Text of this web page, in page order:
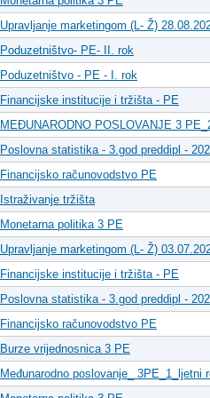
Upravljanje marketingom (L- Ž)
Poduzetništvo- PE- II. rok
Poduzetništvo - PE - I. rok
Financijske institucije i tržišta - PE
MEĐUNARODNO POSLOVANJE 3
Poslovna statistika - 3.god preddipl -
Financijsko računovodstvo PE
Istraživanje tržišta
Monetarna politika 3 PE
Upravljanje marketingom (L- Ž)
Financijske institucije i tržišta - PE
Poslovna statistika - 3.god preddipl -
Financijsko računovodstvo PE
Burze vrijednosnica 3 PE
Međunarodno poslovanje_ 3PE_1_ljetni